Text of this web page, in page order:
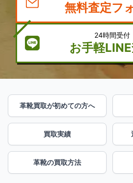
無料査定フ
24時間受付
お手軽
革靴買取が初めての方へ
買取実績
革靴の買取方法